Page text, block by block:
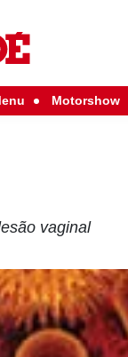
Motorshow
vaginal